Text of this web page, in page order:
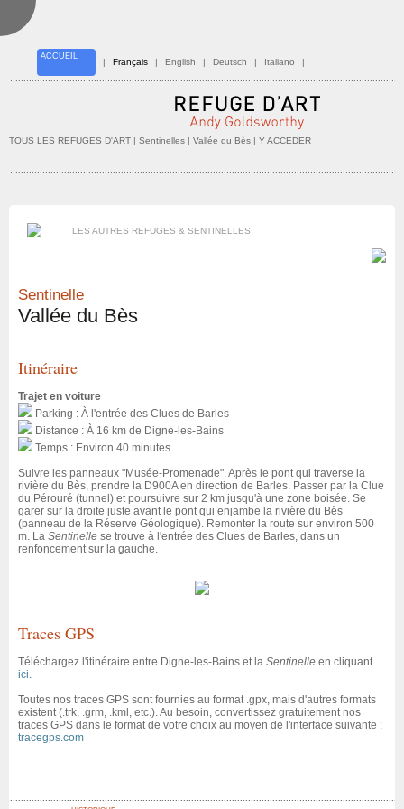
ACCUEIL
| Français | English | Deutsch | Italiano |
TOUS LES REFUGES D'ART | Sentinelles | Vallée du Bès | Y ACCEDER
LES AUTRES REFUGES & SENTINELLES
Sentinelle
Vallée du Bès
Itinéraire
Trajet en voiture
Parking : À l'entrée des Clues de Barles
Distance : À 16 km de Digne-les-Bains
Temps : Environ 40 minutes
Suivre les panneaux "Musée-Promenade". Après le pont qui traverse la
rivière du Bès, prendre la D900A en direction de Barles. Passer par la Clue
du Pérouré (tunnel) et poursuivre sur 2 km jusqu'à une zone boisée. Se
garer sur la droite juste avant le pont qui enjambe la rivière du Bès
(panneau de la Réserve Géologique). Remonter la route sur environ 500
m. La Sentinelle se trouve à l'entrée des Clues de Barles, dans un
renfoncement sur la gauche.
Traces GPS
Téléchargez l'itinéraire entre Digne-les-Bains et la Sentinelle en cliquant
ici.
Toutes nos traces GPS sont fournies au format .gpx, mais d'autres formats
existent (.trk, .grm, .kml, etc.). Au besoin, convertissez gratuitement nos
traces GPS dans le format de votre choix au moyen de l'interface suivante :
tracegps.com